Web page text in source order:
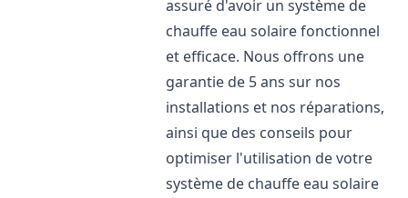
assuré d'avoir un système de
chauffe eau solaire fonctionnel
et efficace. Nous offrons une
garantie de 5 ans sur nos
installations et nos réparations,
ainsi que des conseils pour
optimiser l'utilisation de votre
système de chauffe eau solaire